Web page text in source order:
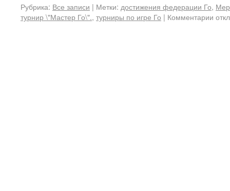
Рубрика: Все записи | Метки: достижения федерации Го,
турнир \"Мастер Го\"., турниры по игре Го | Комментарии